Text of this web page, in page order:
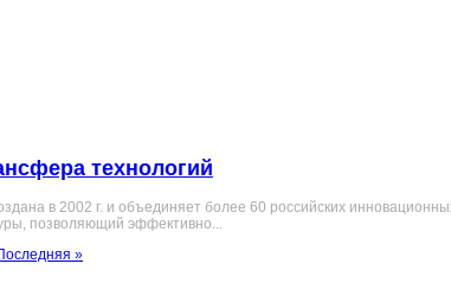
технологий
в 2002 г. и объединяет более 60 российских
позволяющий эффективно...
»